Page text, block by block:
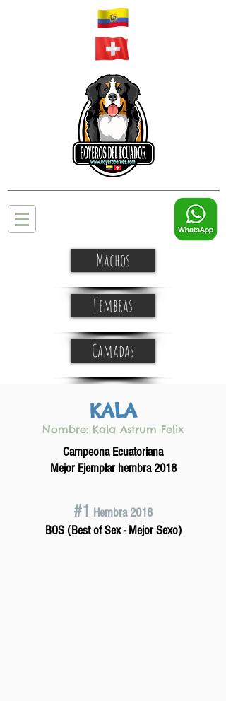
Machos
Hembras
Camadas
KALA
Nombre: Kala Astrum Felix
Campeona Ecuatoriana
Mejor Ejemplar hembra 2018
#1 Hembra 2018
BOS (Best of Sex - Mejor Sexo)